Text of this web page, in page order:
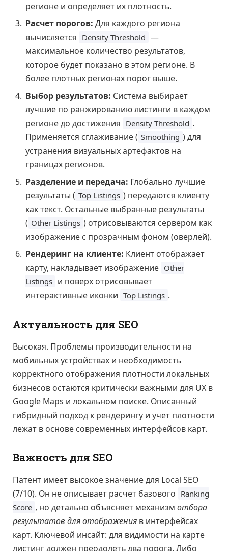
регионе и определяет их плотность.
Расчет порогов: Для каждого региона
вычисляется Density Threshold —
максимальное количество результатов,
которое будет показано в этом регионе. В
более плотных регионах порог выше.
Выбор результатов: Система выбирает
лучшие по ранжированию листинги в каждом
регионе до достижения Density Threshold .
Применяется сглаживание ( Smoothing ) для
устранения визуальных артефактов на
границах регионов.
Разделение и передача: Глобально лучшие
результаты ( Top Listings ) передаются клиенту
как текст. Остальные выбранные результаты
( Other Listings ) отрисовываются сервером как
изображение с прозрачным фоном (оверлей).
Рендеринг на клиенте: Клиент отображает
карту, накладывает изображение Other
Listings и поверх отрисовывает
интерактивные иконки Top Listings .
Актуальность для SEO
Высокая. Проблемы производительности на
мобильных устройствах и необходимость
корректного отображения плотности локальных
бизнесов остаются критически важными для UX в
Google Maps и локальном поиске. Описанный
гибридный подход к рендерингу и учет плотности
лежат в основе современных интерфейсов карт.
Важность для SEO
Патент имеет высокое значение для Local SEO
(7/10). Он не описывает расчет базового Ranking
Score , но детально объясняет механизм отбора
результатов для отображения в интерфейсах
карт. Ключевой инсайт: для видимости на карте
листинг должен преодолеть два порога. Либо